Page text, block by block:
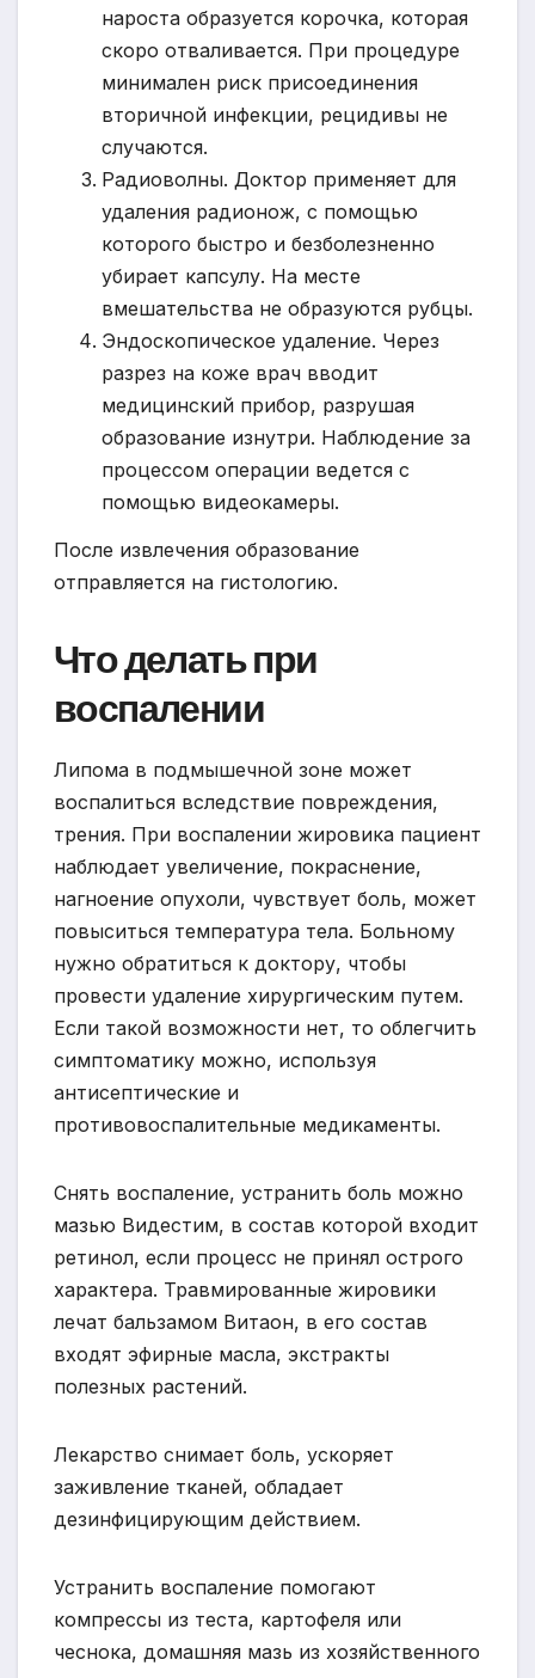
нароста образуется корочка, которая
скоро отваливается. При процедуре
минимален риск присоединения
вторичной инфекции, рецидивы не
случаются.
Радиоволны. Доктор применяет для
удаления радионож, с помощью
которого быстро и безболезненно
убирает капсулу. На месте
вмешательства не образуются рубцы.
Эндоскопическое удаление. Через
разрез на коже врач вводит
медицинский прибор, разрушая
образование изнутри. Наблюдение за
процессом операции ведется с
помощью видеокамеры.
После извлечения образование
отправляется на гистологию.
Что делать при
воспалении
Липома в подмышечной зоне может
воспалиться вследствие повреждения,
трения. При воспалении жировика пациент
наблюдает увеличение, покраснение,
нагноение опухоли, чувствует боль, может
повыситься температура тела. Больному
нужно обратиться к доктору, чтобы
провести удаление хирургическим путем.
Если такой возможности нет, то облегчить
симптоматику можно, используя
антисептические и
противовоспалительные медикаменты.
Снять воспаление, устранить боль можно
мазью Видестим, в состав которой входит
ретинол, если процесс не принял острого
характера. Травмированные жировики
лечат бальзамом Витаон, в его состав
входят эфирные масла, экстракты
полезных растений.
Лекарство снимает боль, ускоряет
заживление тканей, обладает
дезинфицирующим действием.
Устранить воспаление помогают
компрессы из теста, картофеля или
чеснока, домашняя мазь из хозяйственного